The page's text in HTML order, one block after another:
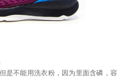
是不能用洗衣粉，因为里面含磷，容